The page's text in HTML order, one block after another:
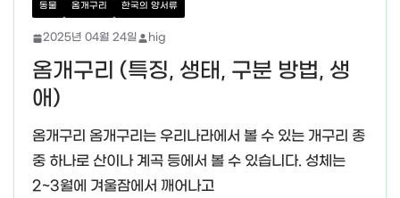
동물 옴개구리 한국의 양서류
2025년 04월 24일 hig
옴개구리 (특징, 생태, 구분 방법, 생
애)
옴개구리 옴개구리는 우리나라에서 볼 수 있는 개구리 종
중 하나로 산이나 계곡 등에서 볼 수 있습니다. 성체는
2~3월에 겨울잠에서 깨어나고